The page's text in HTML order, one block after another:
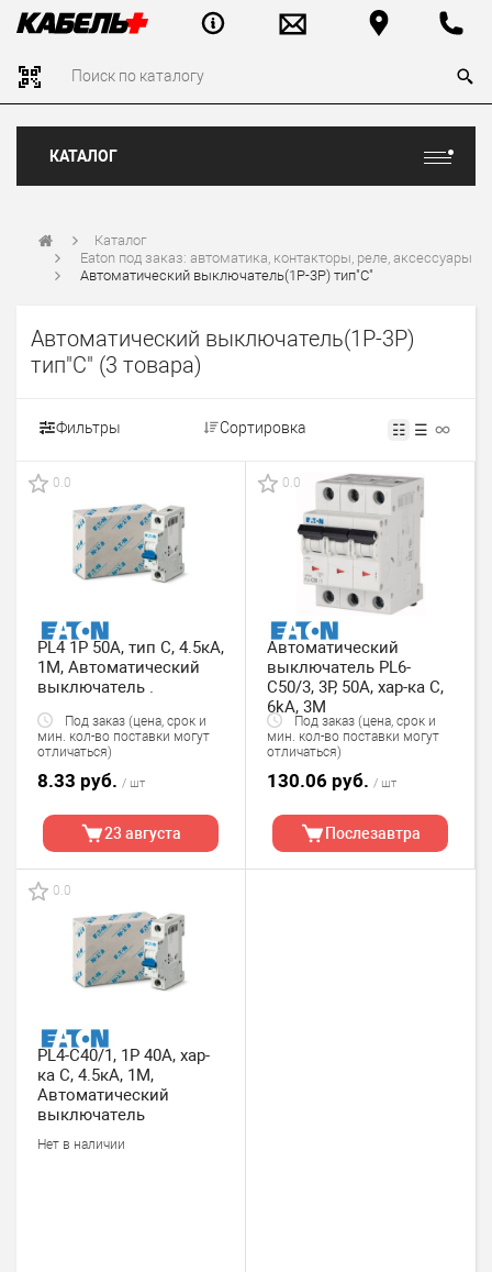
КАТАЛОГ
Каталог
Eaton под заказ: автоматика, контакторы, реле, аксессуары
Автоматический выключатель(1P-3P) тип"C"
Автоматический выключатель(1P-3P)
тип"C" (3 товара)
Фильтры Сортировка ☷ ☰
0.0
PL4 1P 50А, тип С, 4.5кА,
1M, Автоматический
выключатель .
Под заказ (цена, срок и
мин. кол-во поставки могут
отличаться)
8.33 руб. / шт
23 августа
0.0
Автоматический
выключатель PL6-
C50/3, 3P, 50A, хар-ка C,
6kA, 3M
Под заказ (цена, срок и
мин. кол-во поставки могут
отличаться)
130.06 руб. / шт
Послезавтра
0.0
PL4-C40/1, 1P 40А, хар-
ка С, 4.5кА, 1M,
Автоматический
выключатель
Нет в наличии